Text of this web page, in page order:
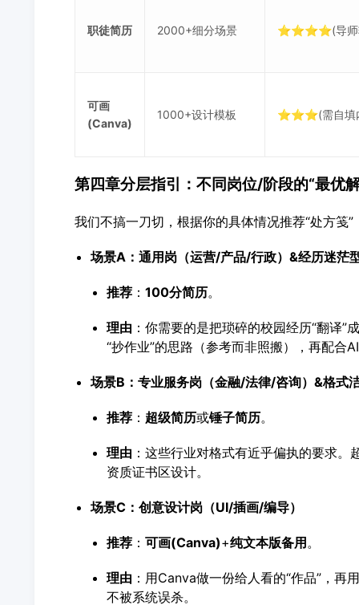
职徒简历 2000+细分场景 ⭐⭐⭐⭐(导师
可画
(Canva)
1000+设计模板 ⭐⭐⭐(需自填
第四章分层指引：不同岗位/阶段的“最优
我们不搞一刀切，根据你的具体情况推荐“处方笺”
场景A：通用岗（运营/产品/行政）&经历迷茫
推荐： 100分简历。
理由 ：你需要的是把琐碎的校园经历“翻译”
“抄作业”的思路（参考而非照搬），再配合
场景B：专业服务岗（金融/法律/咨询）&格式
推荐： 超级简历或锤子简历。
理由 ：这些行业对格式有近乎偏执的要求
资质证书区设计。
场景C：创意设计岗（UI/插画/编导）
推荐： 可画(Canva)+纯文本版备用 。
理由 ：用Canva做一份给人看的“作品”，再
不被系统误杀。